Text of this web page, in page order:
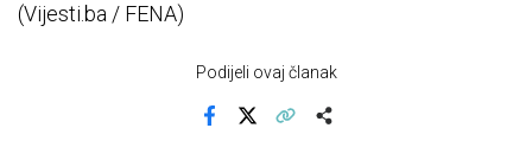
(Vijesti.ba / FENA)
Podijeli ovaj članak